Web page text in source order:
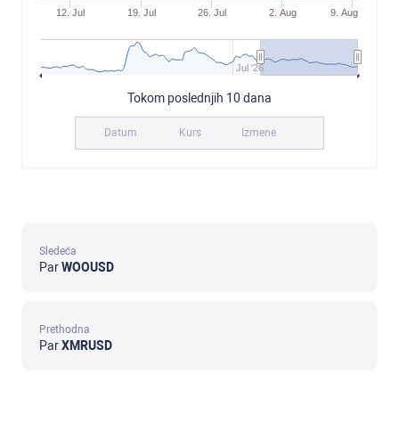
12. Jul 19. Jul 26. Jul 2. Aug 9. Aug
Jul '26
Tokom poslednjih 10 dana
Datum Kurs Izmene
Sledeća
ParWOOUSD
Prethodna
ParXMRUSD